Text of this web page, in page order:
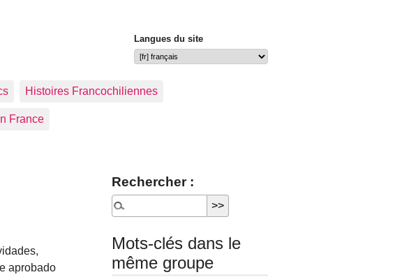
Langues du site
Histoires Francochiliennes
France
aprobado
Rechercher :
Mots-clés dans le
même groupe